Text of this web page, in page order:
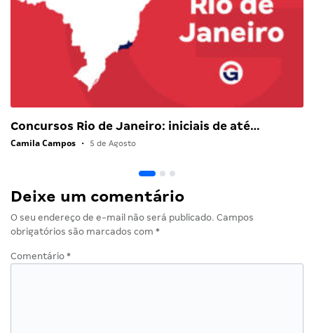
Concursos Rio de Janeiro: iniciais de até…
Camila Campos • 5 de Agosto
Deixe um comentário
O seu endereço de e-mail não será publicado. Campos
obrigatórios são marcados com *
Comentário *